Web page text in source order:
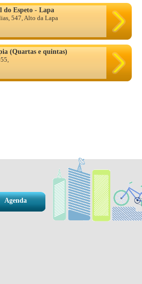
do Espeto - Lapa
547, Alto da Lapa
(Quartas e quintas)